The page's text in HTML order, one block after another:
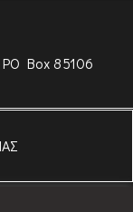
Box 85106